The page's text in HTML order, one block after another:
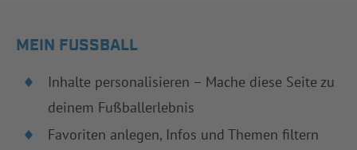
MEIN FUSSBALL
Inhalte personalisieren – Mache diese Seite zu
deinem Fußballerlebnis
Favoriten anlegen, Infos und Themen filtern